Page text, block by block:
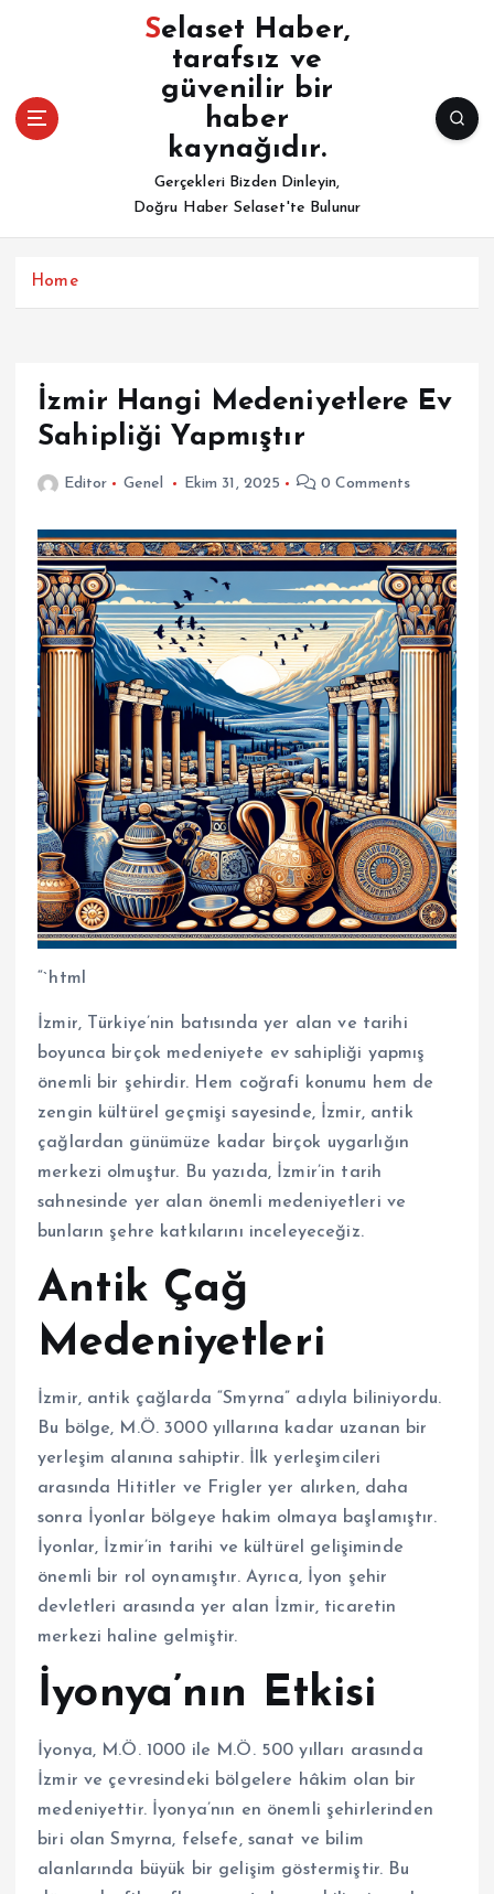
l
Selaset Haber,
tarafsız ve
güvenilir bir
haber
kaynağıdır.
Gerçekleri Bizden Dinleyin,
Doğru Haber Selaset'te Bulunur
Home
İzmir Hangi Medeniyetlere Ev
Sahipliği Yapmıştır
Editor Genel Ekim 31, 2025 0 Comments
“`html
İzmir, Türkiye’nin batısında yer alan ve tarihi
boyunca birçok medeniyete ev sahipliği yapmış
önemli bir şehirdir. Hem coğrafi konumu hem de
zengin kültürel geçmişi sayesinde, İzmir, antik
çağlardan günümüze kadar birçok uygarlığın
merkezi olmuştur. Bu yazıda, İzmir’in tarih
sahnesinde yer alan önemli medeniyetleri ve
bunların şehre katkılarını inceleyeceğiz.
Antik Çağ
Medeniyetleri
İzmir, antik çağlarda “Smyrna” adıyla biliniyordu.
Bu bölge, M.Ö. 3000 yıllarına kadar uzanan bir
yerleşim alanına sahiptir. İlk yerleşimcileri
arasında Hititler ve Frigler yer alırken, daha
sonra İyonlar bölgeye hakim olmaya başlamıştır.
İyonlar, İzmir’in tarihi ve kültürel gelişiminde
önemli bir rol oynamıştır. Ayrıca, İyon şehir
devletleri arasında yer alan İzmir, ticaretin
merkezi haline gelmiştir.
İyonya’nın Etkisi
İyonya, M.Ö. 1000 ile M.Ö. 500 yılları arasında
İzmir ve çevresindeki bölgelere hâkim olan bir
medeniyettir. İyonya’nın en önemli şehirlerinden
biri olan Smyrna, felsefe, sanat ve bilim
alanlarında büyük bir gelişim göstermiştir. Bu